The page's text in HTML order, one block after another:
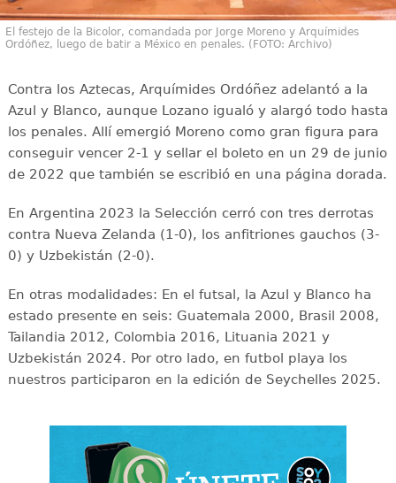
El festejo de la Bicolor, comandada por Jorge Moreno y Arquímides
Ordóñez, luego de batir a México en penales. (FOTO: Archivo)
Contra los Aztecas, Arquímides Ordóñez adelantó a la
Azul y Blanco, aunque Lozano igualó y alargó todo hasta
los penales. Allí emergió Moreno como gran figura para
conseguir vencer 2-1 y sellar el boleto en un 29 de junio
de 2022 que también se escribió en una página dorada.
En Argentina 2023 la Selección cerró con tres derrotas
contra Nueva Zelanda (1-0), los anfitriones gauchos (3-
0) y Uzbekistán (2-0).
En otras modalidades: En el futsal, la Azul y Blanco ha
estado presente en seis: Guatemala 2000, Brasil 2008,
Tailandia 2012, Colombia 2016, Lituania 2021 y
Uzbekistán 2024. Por otro lado, en futbol playa los
nuestros participaron en la edición de Seychelles 2025.